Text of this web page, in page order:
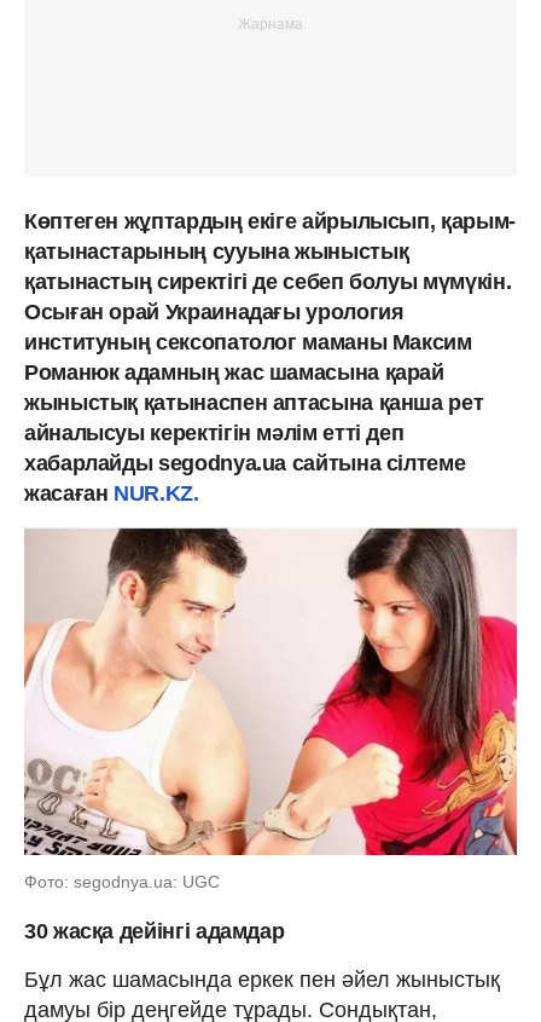
Көптеген жұптардың екіге айрылысып, қарым-
қатынастарының сууына жыныстық
қатынастың сиректігі де себеп болуы мүмүкін.
Осыған орай Украинадағы урология
институның сексопатолог маманы Максим
Романюк адамның жас шамасына қарай
жыныстық қатынаспен аптасына қанша рет
айналысуы керектігін мәлім етті деп
хабарлайды segodnya.ua сайтына сілтеме
жасаған NUR.KZ.
Фото: segodnya.ua: UGC
30 жасқа дейінгі адамдар
Бұл жас шамасында еркек пен әйел жыныстық
дамуы бір деңгейде тұрады. Сондықтан,